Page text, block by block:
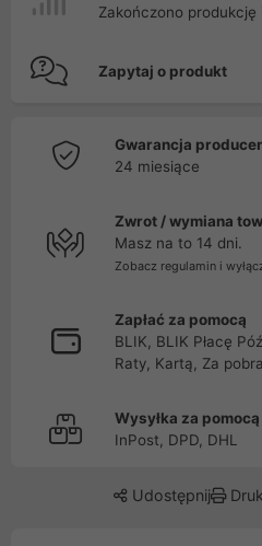
Zakończono produkcję
Zapytaj o produkt
Gwarancja
24 miesiące
Zwrot / wymiana
Masz na to 14 dni.
Zobacz regulamin i
Zapłać za pomocą
BLIK, BLIK Płacę
Raty, Kartą, Za
Wysyłka za pomocą
InPost, DPD, DHL
Udostępnij